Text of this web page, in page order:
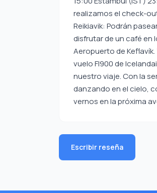
realizamos el check-
Reikiavik: Podrán
disfrutar de un café en
Aeropuerto de
vuelo FI900 de
nuestro viaje. Con la
danzando en el cielo,
vernos en la próxima
Escribir reseña